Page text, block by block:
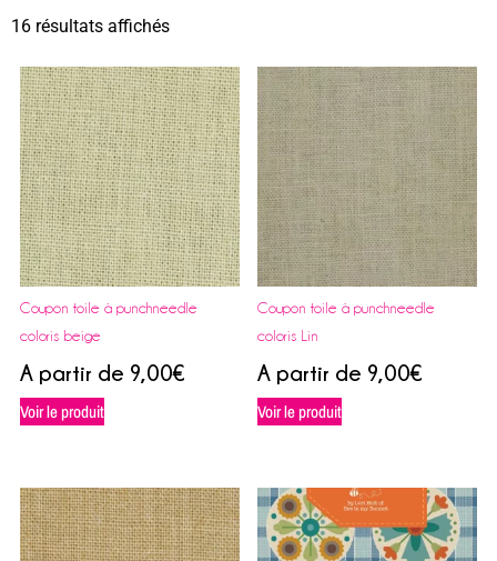
16 résultats affichés
Coupon toile à punchneedle
coloris beige
A partir de 9,00€
Voir le produit
Coupon toile à punchneedle
coloris Lin
A partir de 9,00€
Voir le produit